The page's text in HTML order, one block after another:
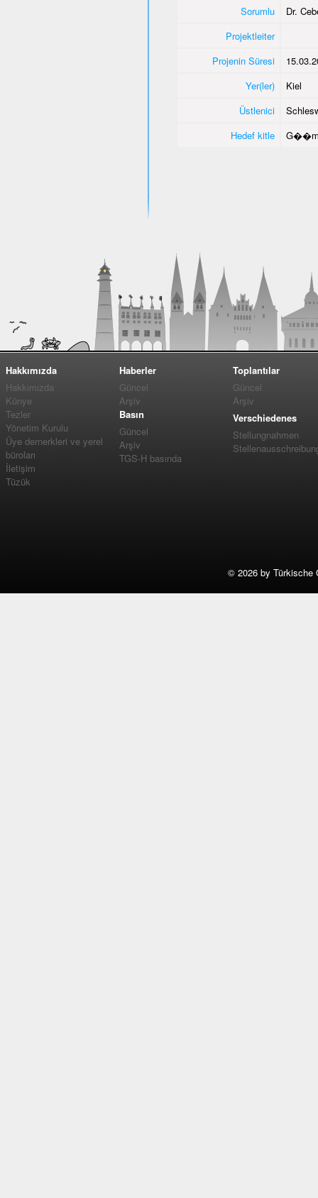
Sorumlu
Dr.
Projektleiter
Projenin Süresi
Yer(ler)
Kiel
Üstlenici
Hedef kitle
Hakkımızda
Hakkımızda
Künye
Tezler
Yönetim Kurulu
Üye dernerkleri ve yerel
büroları
İletişim
Tüzük
Haberler
Güncel
Arşiv
Basın
Güncel
Arşiv
TGS-H basında
Toplantılar
Güncel
Arşiv
Verschiedenes
Stellungnahmen
© 2026 by Türkische